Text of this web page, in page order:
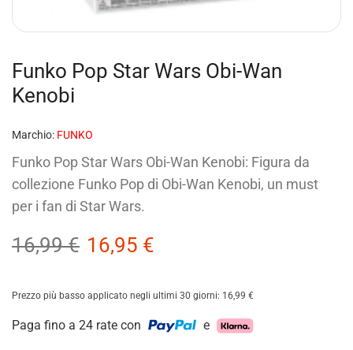
Funko Pop Star Wars Obi-Wan
Kenobi
Marchio: FUNKO
Funko Pop Star Wars Obi-Wan Kenobi: Figura da
collezione Funko Pop di Obi-Wan Kenobi, un must
per i fan di Star Wars.
16,99€ 16,95 €
Prezzo più basso applicato negli ultimi 30 giorni: 16,99 €
Paga fino a 24 rate con e